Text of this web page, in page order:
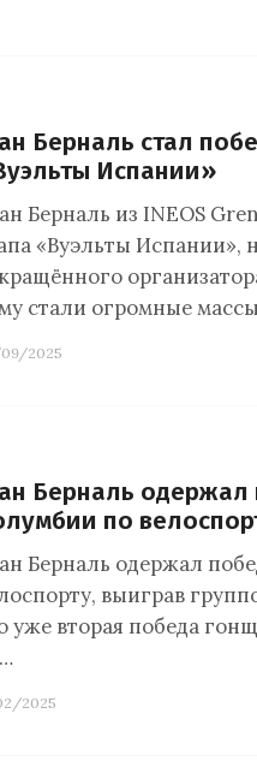
Берналь стал
Испании»
Берналь из INEOS
«Вуэльты Испании»,
стали огромные
2025
Берналь
по
Берналь одержал
выиграв
уже вторая победа
2025